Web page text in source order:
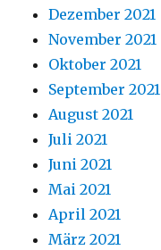
Dezember 2021
November 2021
Oktober 2021
September 2021
August 2021
Juli 2021
Juni 2021
Mai 2021
April 2021
März 2021